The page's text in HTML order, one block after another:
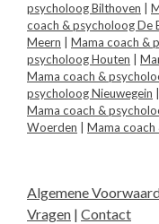
psycholoog Bilthoven
coach & psycholoog De
Meern
Mama coach &
psycholoog Houten
Mama coach &
psycholoog Nieuwegein
Mama coach &
Woerden
Mama
Algemene
Vragen | Contact